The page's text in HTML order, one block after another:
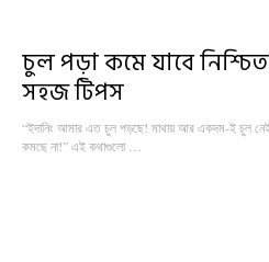
চুল পড়া কমে যাবে
সহজ টিপস
“ইদানিং আমার এত চুল পড়ছে! মাথায় আর একদম-ই চুল
কমছে না!” এই কথাগুলো …